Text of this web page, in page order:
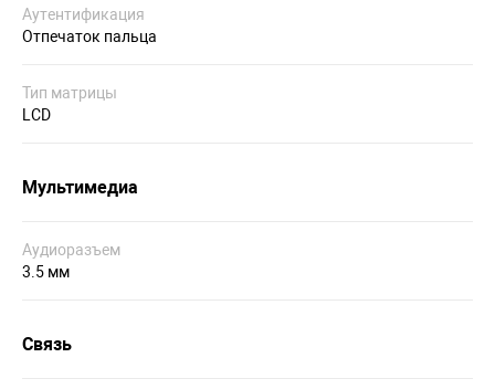
Аутентификация
Отпечаток пальца
Тип матрицы
LCD
Мультимедиа
Аудиоразъем
3.5 мм
Связь